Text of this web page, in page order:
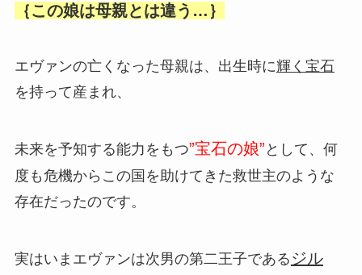
｛この娘は母親とは違う…｝
エヴァンの亡くなった母親は、出生時に輝く宝石
を持って産まれ、
未来を予知する能力をもつ”宝石の娘” として、何
度も危機からこの国を助けてきた救世主のような
存在だったのです。
実はいまエヴァンは次男の第二王子である ジル